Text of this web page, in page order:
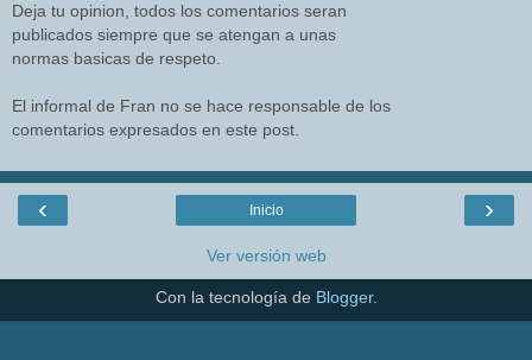
Deja tu opinion, todos los comentarios seran
publicados siempre que se atengan a unas
normas basicas de respeto.
El informal de Fran no se hace responsable de los
comentarios expresados en este post.
‹ ›
Inicio
Ver versión web
Con la tecnología de Blogger.